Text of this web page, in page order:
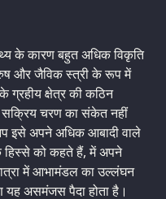
के कारण बहुत अधिक विकृति
और जैविक स्त्री के रूप में
क्षेत्र की कठिन
सक्रिय चरण का संकेत नहीं
इसे अपने अधिक आबादी वाले
को कहते हैं, में अपने
में आभामंडल का उल्लंघन
असमंजस पैदा होता है।